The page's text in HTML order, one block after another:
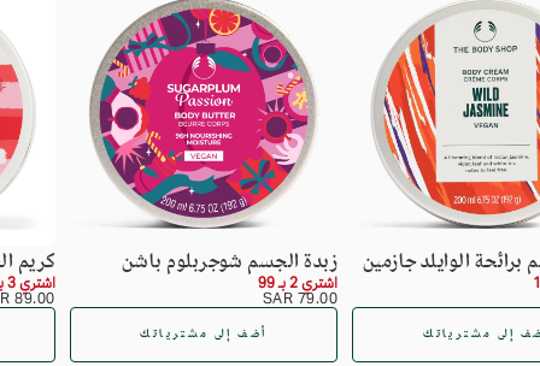
الوايلد جازمين
إلى مشترياتك
زبدة الجسم شوجربلوم باشن
اشتري 2 بـ 99
79.00
SAR
السعر
العادي
79.00 SAR
أضف إلى مشترياتك
كريم
اشتري 3 بـ 169
89.00
SAR
السعر
العادي
89.00 SAR
لا توجد
لم يتم